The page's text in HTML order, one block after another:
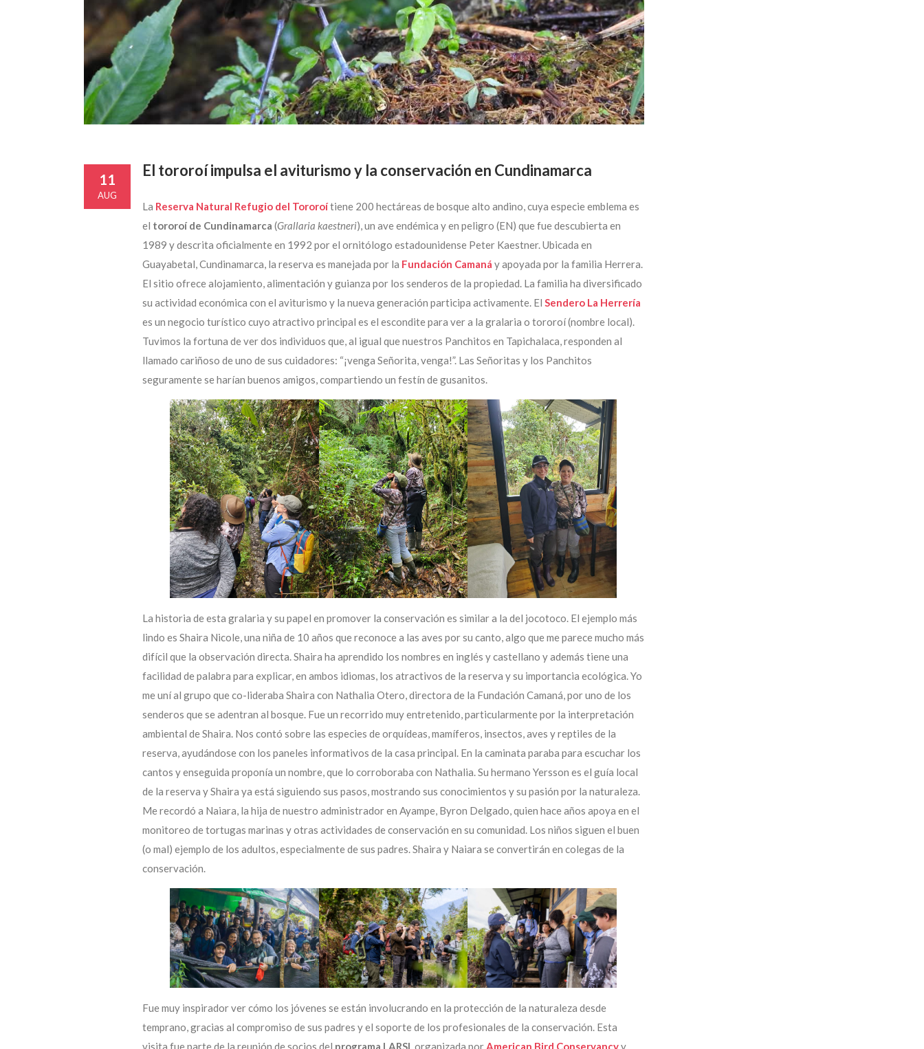
11
AUG
El tororoí impulsa el aviturismo y la conservación en Cundinamarca
La Reserva Natural Refugio del Tororoítiene 200 hectáreas de bosque alto andino, cuya especie emblema es
el tororoí de Cundinamarca (Grallaria kaestneri), un ave endémica y en peligro (EN) que fue descubierta en
1989 y descrita oficialmente en 1992 por el ornitólogo estadounidense Peter Kaestner. Ubicada en
Guayabetal, Cundinamarca, la reserva es manejada por la Fundación Camaná y apoyada por la familia Herrera.
El sitio ofrece alojamiento, alimentación y guianza por los senderos de la propiedad. La familia ha diversificado
su actividad económica con el aviturismo y la nueva generación participa activamente. El Sendero La Herrería
es un negocio turístico cuyo atractivo principal es el escondite para ver a la gralaria o tororoí (nombre local).
Tuvimos la fortuna de ver dos individuos que, al igual que nuestros Panchitos en Tapichalaca, responden al
llamado cariñoso de uno de sus cuidadores: “¡venga Señorita, venga!”. Las Señoritas y los Panchitos
seguramente se harían buenos amigos, compartiendo un festín de gusanitos.
La historia de esta gralaria y su papel en promover la conservación es similar a la del jocotoco. El ejemplo más
lindo es Shaira Nicole, una niña de 10 años que reconoce a las aves por su canto, algo que me parece mucho más
difícil que la observación directa. Shaira ha aprendido los nombres en inglés y castellano y además tiene una
facilidad de palabra para explicar, en ambos idiomas, los atractivos de la reserva y su importancia ecológica. Yo
me uní al grupo que co-lideraba Shaira con Nathalia Otero, directora de la Fundación Camaná, por uno de los
senderos que se adentran al bosque. Fue un recorrido muy entretenido, particularmente por la interpretación
ambiental de Shaira. Nos contó sobre las especies de orquídeas, mamíferos, insectos, aves y reptiles de la
reserva, ayudándose con los paneles informativos de la casa principal. En la caminata paraba para escuchar los
cantos y enseguida proponía un nombre, que lo corroboraba con Nathalia. Su hermano Yersson es el guía local
de la reserva y Shaira ya está siguiendo sus pasos, mostrando sus conocimientos y su pasión por la naturaleza.
Me recordó a Naiara, la hija de nuestro administrador en Ayampe, Byron Delgado, quien hace años apoya en el
monitoreo de tortugas marinas y otras actividades de conservación en su comunidad. Los niños siguen el buen
(o mal) ejemplo de los adultos, especialmente de sus padres. Shaira y Naiara se convertirán en colegas de la
conservación.
Fue muy inspirador ver cómo los jóvenes se están involucrando en la protección de la naturaleza desde
temprano, gracias al compromiso de sus padres y el soporte de los profesionales de la conservación. Esta
visita fue parte de la reunión de socios del programa LARSI, organizada porAmerican Bird Conservancyy